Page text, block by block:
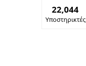
22,044
Υποστηρικτές